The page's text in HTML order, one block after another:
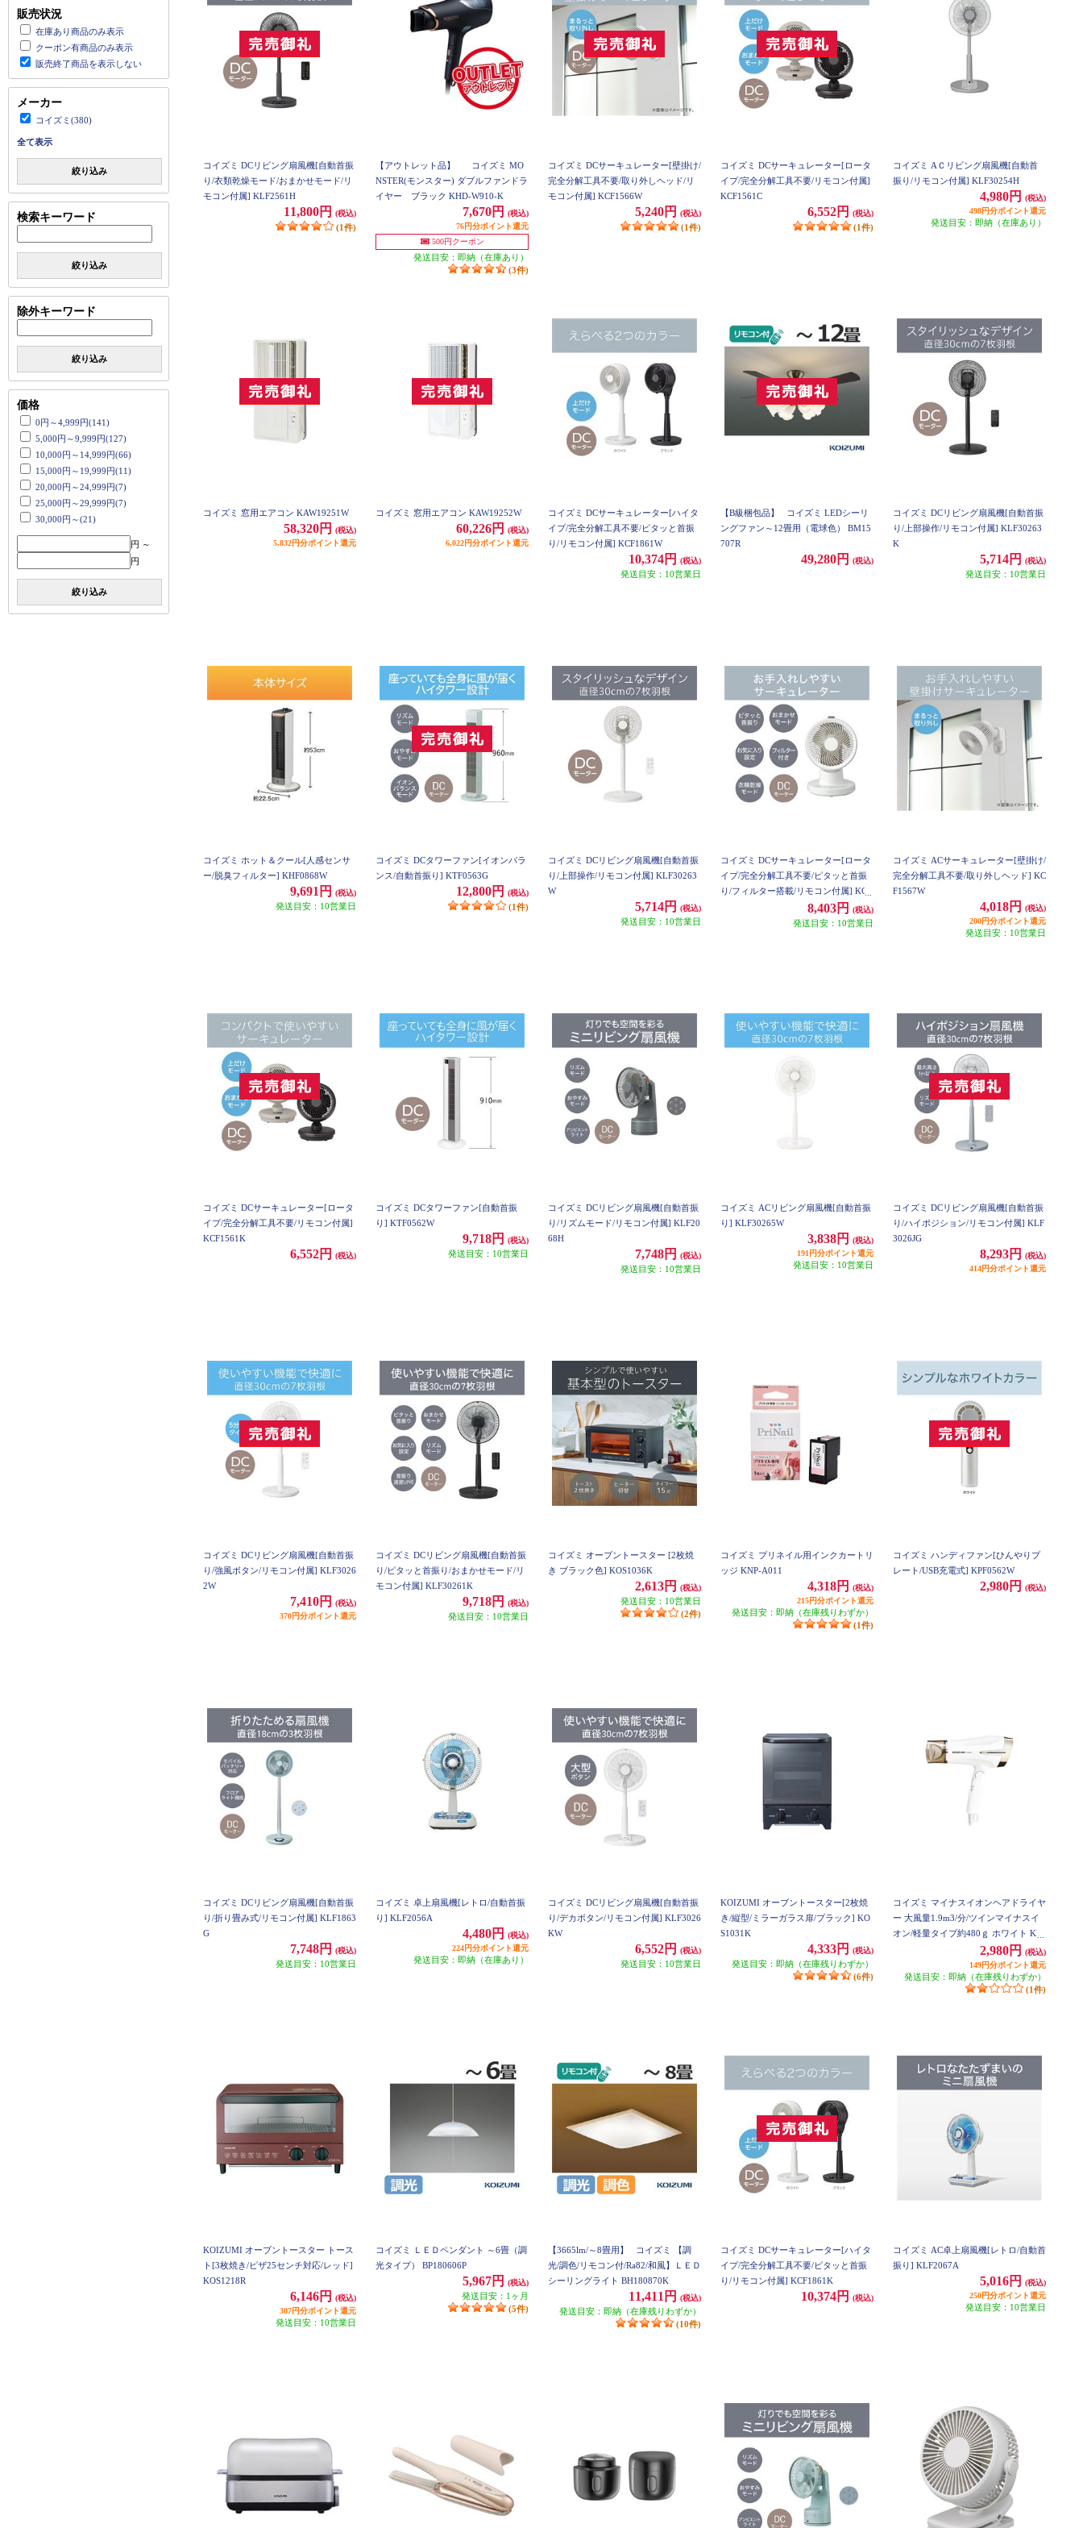
販売状況
在庫あり商品のみ表示
クーポン有商品のみ表示
販売終了商品を表示しない
メーカー
コイズミ(380)
全て表示
絞り込み
検索キーワード
絞り込み
除外キーワード
絞り込み
価格
0円～4,999円(141)
5,000円～9,999円(127)
10,000円～14,999円(66)
15,000円～19,999円(11)
20,000円～24,999円(7)
25,000円～29,999円(7)
30,000円～(21)
円 ～
円
絞り込み
コイズミ DCリビング扇風機[自動首振
り/衣類乾燥モード/おまかせモード/リ
モコン付属] KLF2561H
11,800円 (税込)
(1件)
【アウトレット品】
コイズミ MO
NSTER(モンスター) ダブルファンドラ
イヤー ブラック KHD-W910-K
7,670円
(税込)
76円分ポイント還元
500円クーポン
発送目安：即納（在庫あり）
(3件)
コイズミ DCサーキュレーター[壁掛け/
完全分解工具不要/取り外しヘッド/リ
モコン付属] KCF1566W
5,240円 (税込)
(1件)
コイズミ DCサーキュレーター[ロータ
イプ/完全分解工具不要/リモコン付属]
KCF1561C
6,552円 (税込)
(1件)
コイズミ AＣリビング扇風機[自動首
振り/リモコン付属] KLF30254H
4,980円
(税込)
498円分ポイント還元
発送目安：即納（在庫あり）
コイズミ 窓用エアコン KAW19251W
58,320円
(税込)
5,832円分ポイント還元
コイズミ 窓用エアコン KAW19252W
60,226円
(税込)
6,022円分ポイント還元
コイズミ DCサーキュレーター[ハイタ
イプ/完全分解工具不要/ピタッと首振
り/リモコン付属] KCF1861W
10,374円 (税込)
発送目安：10営業日
【B級梱包品】
コイズミ LEDシーリ
ングファン～12畳用（電球色） BM15
707R
49,280円 (税込)
コイズミ DCリビング扇風機[自動首振
り/上部操作/リモコン付属] KLF30263
K
5,714円 (税込)
発送目安：10営業日
コイズミ ホット＆クール[人感センサ
ー/脱臭フィルター] KHF0868W
9,691円 (税込)
発送目安：10営業日
コイズミ DCタワーファン[イオンバラ
ンス/自動首振り] KTF0563G
12,800円 (税込)
(1件)
コイズミ DCリビング扇風機[自動首振
り/上部操作/リモコン付属] KLF30263
W
5,714円 (税込)
発送目安：10営業日
コイズミ DCサーキュレーター[ロータ
イプ/完全分解工具不要/ピタッと首振
り/フィルター搭載/リモコン付属] KCF
8,403円 (税込)
発送目安：10営業日
コイズミ ACサーキュレーター[壁掛け/
完全分解工具不要/取り外しヘッド] KC
F1567W
4,018円
(税込)
200円分ポイント還元
発送目安：10営業日
コイズミ DCサーキュレーター[ロータ
イプ/完全分解工具不要/リモコン付属]
KCF1561K
6,552円 (税込)
コイズミ DCタワーファン[自動首振
り] KTF0562W
9,718円 (税込)
発送目安：10営業日
コイズミ DCリビング扇風機[自動首振
り/リズムモード/リモコン付属] KLF20
68H
7,748円 (税込)
発送目安：10営業日
コイズミ ACリビング扇風機[自動首振
り] KLF30265W
3,838円
(税込)
191円分ポイント還元
発送目安：10営業日
コイズミ DCリビング扇風機[自動首振
り/ハイポジション/リモコン付属] KLF
3026JG
8,293円
(税込)
414円分ポイント還元
コイズミ DCリビング扇風機[自動首振
り/強風ボタン/リモコン付属] KLF3026
2W
7,410円
(税込)
370円分ポイント還元
コイズミ DCリビング扇風機[自動首振
り/ピタッと首振り/おまかせモード/リ
モコン付属] KLF30261K
9,718円 (税込)
発送目安：10営業日
コイズミ オーブントースター [2枚焼
き ブラック色] KOS1036K
2,613円 (税込)
発送目安：10営業日
(2件)
コイズミ プリネイル用インクカートリ
ッジ KNP-A011
4,318円
(税込)
215円分ポイント還元
発送目安：即納（在庫残りわずか）
(1件)
コイズミ ハンディファン[ひんやりプ
レート/USB充電式] KPF0562W
2,980円 (税込)
コイズミ DCリビング扇風機[自動首振
り/折り畳み式/リモコン付属] KLF1863
G
7,748円 (税込)
発送目安：10営業日
コイズミ 卓上扇風機[レトロ/自動首振
り] KLF2056A
4,480円
(税込)
224円分ポイント還元
発送目安：即納（在庫あり）
コイズミ DCリビング扇風機[自動首振
り/デカボタン/リモコン付属] KLF3026
KW
6,552円 (税込)
発送目安：10営業日
KOIZUMI オーブントースター[2枚焼
き/縦型/ミラーガラス扉/ブラック] KO
S1031K
4,333円 (税込)
発送目安：即納（在庫残りわずか）
(6件)
コイズミ マイナスイオンヘアドライヤ
ー 大風量1.9m3/分/ツインマイナスイ
オン/軽量タイプ約480ｇ ホワイト KH
2,980円
(税込)
149円分ポイント還元
発送目安：即納（在庫残りわずか）
(1件)
KOIZUMI オーブントースター トース
ト[3枚焼き/ピザ25センチ対応/レッド]
KOS1218R
6,146円
(税込)
307円分ポイント還元
発送目安：10営業日
コイズミ ＬＥＤペンダント ～6畳（調
光タイプ） BP180606P
5,967円 (税込)
発送目安：1ヶ月
(5件)
【3665lm/～8畳用】
コイズミ 【調
光/調色/リモコン付/Ra82/和風】ＬＥＤ
シーリングライト BH180870K
11,411円 (税込)
発送目安：即納（在庫残りわずか）
(10件)
コイズミ DCサーキュレーター[ハイタ
イプ/完全分解工具不要/ピタッと首振
り/リモコン付属] KCF1861K
10,374円 (税込)
コイズミ AC卓上扇風機[レトロ/自動首
振り] KLF2067A
5,016円
(税込)
250円分ポイント還元
発送目安：10営業日